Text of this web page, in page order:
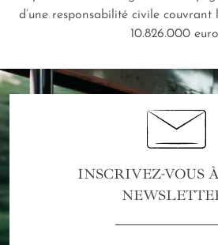
d’une responsabilité civile couvrant
10.826.000
INSCRIVEZ-VOUS